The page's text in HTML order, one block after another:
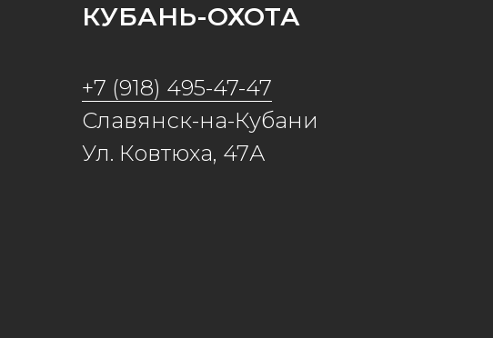
КУБАНЬ-ОХОТА
+7 (918) 495-47-47
Славянск-на-Кубани
Ул. Ковтюха, 47А